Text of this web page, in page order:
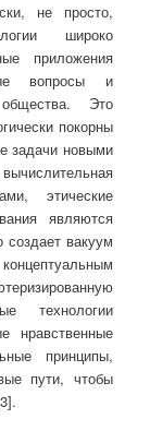
не просто,
широко
приложения
вопросы и
Это
покорны
задачи новыми
этические
являются
вакуум
технологии
нравственные
принципы,
пути, чтобы